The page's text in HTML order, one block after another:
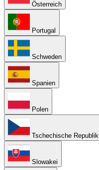
Österreich
Portugal
Schweden
Spanien
Polen
Tschechische Republik
Slowakei